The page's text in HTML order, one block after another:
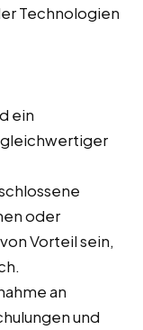
Technologien
ein
gleichwertiger
oder
Vorteil sein,
an
und